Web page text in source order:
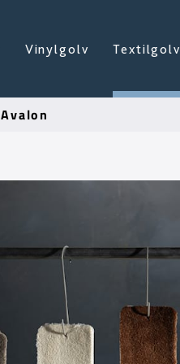
Vinylgolv Textilgolv
Avalon